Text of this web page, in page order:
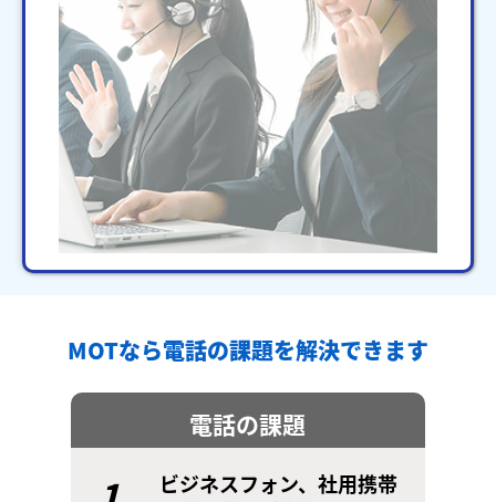
MOTなら電話の課題を解決できます
電話の課題
ビジネスフォン、社用携帯